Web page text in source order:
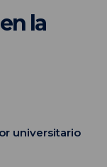
la
universitario